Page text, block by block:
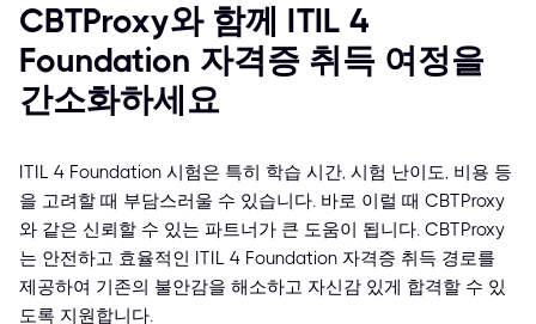
CBTProxy와 함께 ITIL 4
Foundation 자격증 취득 여정을
간소화하세요
ITIL 4 Foundation 시험은 특히 학습 시간, 시험 난이도, 비용 등
을 고려할 때 부담스러울 수 있습니다. 바로 이럴 때 CBTProxy
와 같은 신뢰할 수 있는 파트너가 큰 도움이 됩니다. CBTProxy
는 안전하고 효율적인 ITIL 4 Foundation 자격증 취득 경로를
제공하여 기존의 불안감을 해소하고 자신감 있게 합격할 수 있
도록 지원합니다.